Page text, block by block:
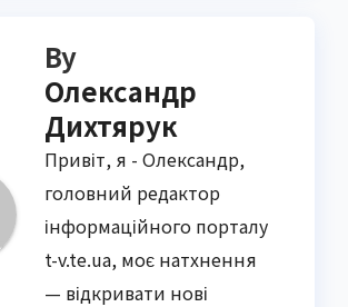
By
Олександр
Дихтярук
Привіт, я - Олександр,
головний редактор
інформаційного порталу
t-v.te.ua, моє натхнення
— відкривати нові